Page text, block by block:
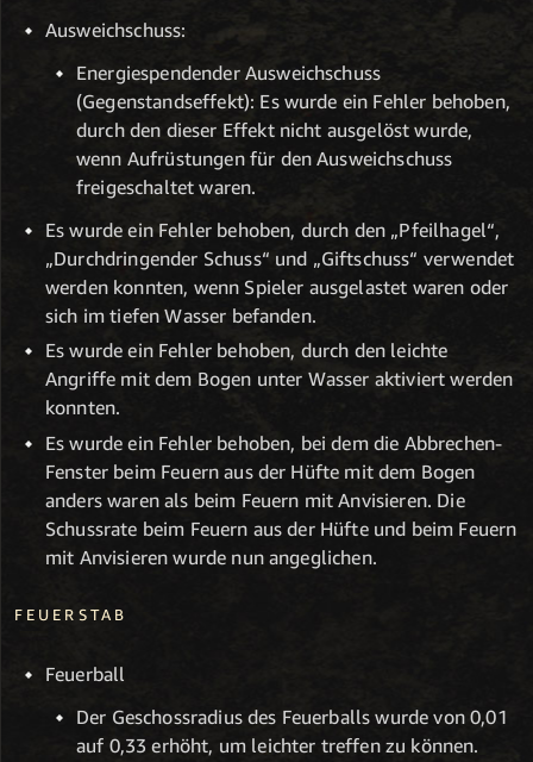
Ausweichschuss:
Energiespendender Ausweichschuss
(Gegenstandseffekt): Es wurde ein Fehler behoben,
durch den dieser Effekt nicht ausgelöst wurde,
wenn Aufrüstungen für den Ausweichschuss
freigeschaltet waren.
Es wurde ein Fehler behoben, durch den „Pfeilhagel“,
„Durchdringender Schuss“ und „Giftschuss“ verwendet
werden konnten, wenn Spieler ausgelastet waren oder
sich im tiefen Wasser befanden.
Es wurde ein Fehler behoben, durch den leichte
Angriffe mit dem Bogen unter Wasser aktiviert werden
konnten.
Es wurde ein Fehler behoben, bei dem die Abbrechen-
Fenster beim Feuern aus der Hüfte mit dem Bogen
anders waren als beim Feuern mit Anvisieren. Die
Schussrate beim Feuern aus der Hüfte und beim Feuern
mit Anvisieren wurde nun angeglichen.
FEUERSTAB
Feuerball
Der Geschossradius des Feuerballs wurde von 0,01
auf 0,33 erhöht, um leichter treffen zu können.